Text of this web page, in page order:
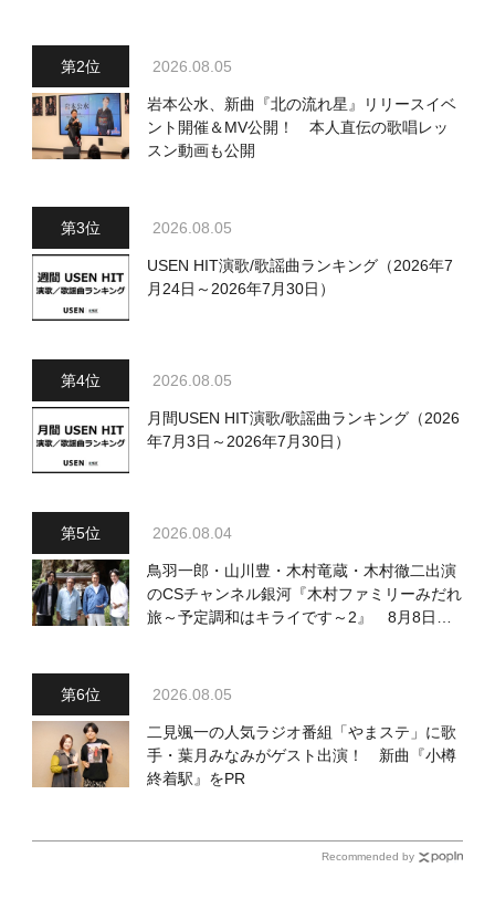
2026.08.05
岩本公水、新曲『北の流れ星』リリースイベ
ント開催＆MV公開！ 本人直伝の歌唱レッ
スン動画も公開
2026.08.05
USEN HIT演歌/歌謡曲ランキング（2026年7
月24日～2026年7月30日）
2026.08.05
月間USEN HIT演歌/歌謡曲ランキング（2026
年7月3日～2026年7月30日）
2026.08.04
鳥羽一郎・山川豊・木村竜蔵・木村徹二出演
のCSチャンネル銀河『木村ファミリーみだれ
旅～予定調和はキライです～2』 8月8日
2026.08.05
二見颯一の人気ラジオ番組「やまステ」に歌
手・葉月みなみがゲスト出演！ 新曲『小樽
終着駅』をPR
Recommended by